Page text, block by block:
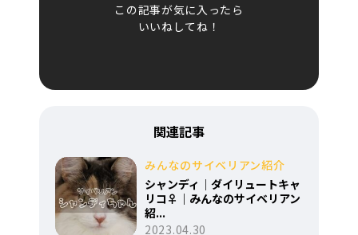
この記事が気に入ったら
いいねしてね！
関連記事
みんなのサイベリアン紹介
シャンディ｜ダイリュートキャ
リコ♀｜みんなのサイベリアン
紹...
2023.04.30